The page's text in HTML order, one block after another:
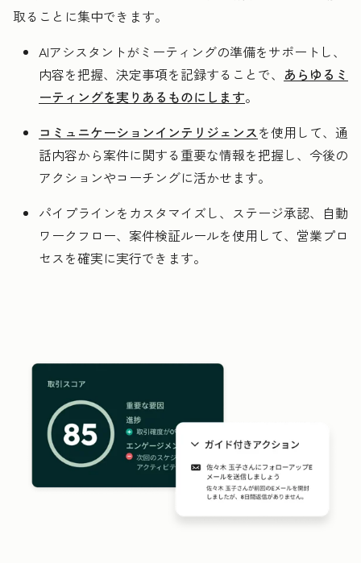
取ることに集中できます。
AIアシスタントがミーティングの準備をサポートし、
内容を把握、決定事項を記録することで、 あらゆるミ
ーティングを実りあるものにします。
コミュニケーションインテリジェンスを使用して、通
話内容から案件に関する重要な情報を把握し、今後の
アクションやコーチングに活かせます。
パイプラインをカスタマイズし、ステージ承認、自動
ワークフロー、案件検証ルールを使用して、営業プロ
セスを確実に実行できます。